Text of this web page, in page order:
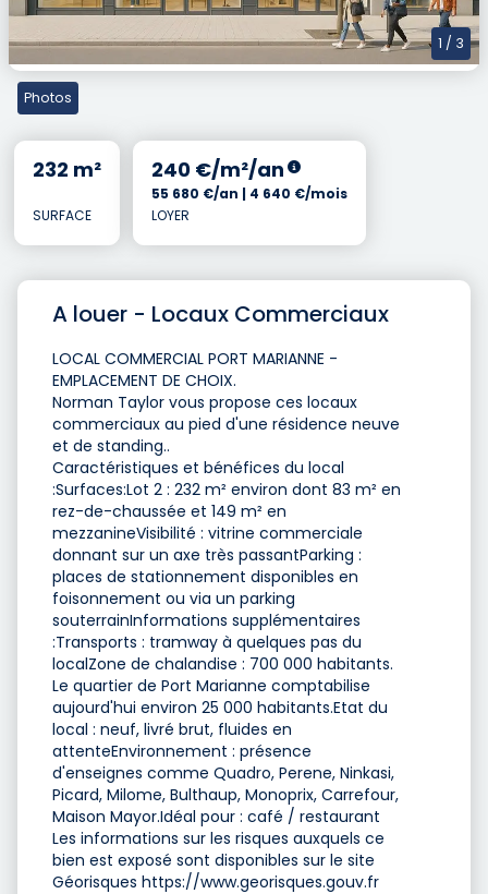
1 / 3
Photos
232 m²
SURFACE
240 €/m²/an
55 680 €/an | 4 640 €/mois
LOYER
A louer - Locaux Commerciaux
LOCAL COMMERCIAL PORT MARIANNE -
EMPLACEMENT DE CHOIX.
Norman Taylor vous propose ces locaux
commerciaux au pied d'une résidence neuve
et de standing..
Caractéristiques et bénéfices du local
:Surfaces:Lot 2 : 232 m² environ dont 83 m² en
rez-de-chaussée et 149 m² en
mezzanineVisibilité : vitrine commerciale
donnant sur un axe très passantParking :
places de stationnement disponibles en
foisonnement ou via un parking
souterrainInformations supplémentaires
:Transports : tramway à quelques pas du
localZone de chalandise : 700 000 habitants.
Le quartier de Port Marianne comptabilise
aujourd'hui environ 25 000 habitants.Etat du
local : neuf, livré brut, fluides en
attenteEnvironnement : présence
d'enseignes comme Quadro, Perene, Ninkasi,
Picard, Milome, Bulthaup, Monoprix, Carrefour,
Maison Mayor.Idéal pour : café / restaurant
Les informations sur les risques auxquels ce
bien est exposé sont disponibles sur le site
Géorisques https://www.georisques.gouv.fr